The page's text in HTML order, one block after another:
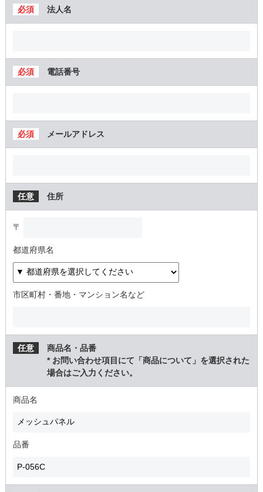
法人名
電話番号
メールアドレス
住所
〒
都道府県名
市区町村・番地・マンション名など
商品名・品番
* お問い合わせ項目にて「商品について」を選択された
場合はご入力ください。
商品名
品番